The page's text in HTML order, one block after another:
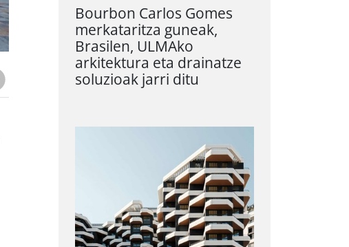
Bourbon Carlos Gomes
merkataritza guneak,
Brasilen, ULMAko
arkitektura eta drainatze
soluzioak jarri ditu